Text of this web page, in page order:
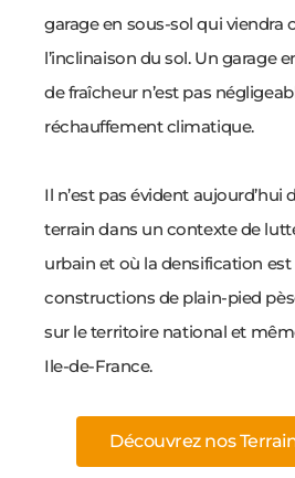
garage en sous-sol qui viendra
l’inclinaison du sol. Un garage
de fraîcheur n’est pas
réchauffement climatique.
Il n’est pas évident aujourd’hui
terrain dans un contexte de
urbain et où la densification
constructions de plain-pied
sur le territoire national et
Ile-de-France.
Découvrez nos